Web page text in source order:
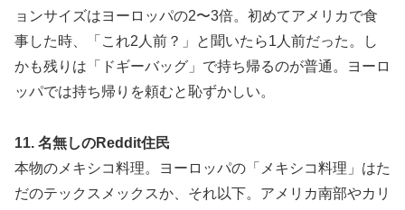
ョンサイズはヨーロッパの2〜3倍。初めてアメリカで食
事した時、「これ2人前？」と聞いたら1人前だった。し
かも残りは「ドギーバッグ」で持ち帰るのが普通。ヨーロ
ッパでは持ち帰りを頼むと恥ずかしい。
11. 名無しのReddit住民
本物のメキシコ料理。ヨーロッパの「メキシコ料理」はた
だのテックスメックスか、それ以下。アメリカ南部やカリ